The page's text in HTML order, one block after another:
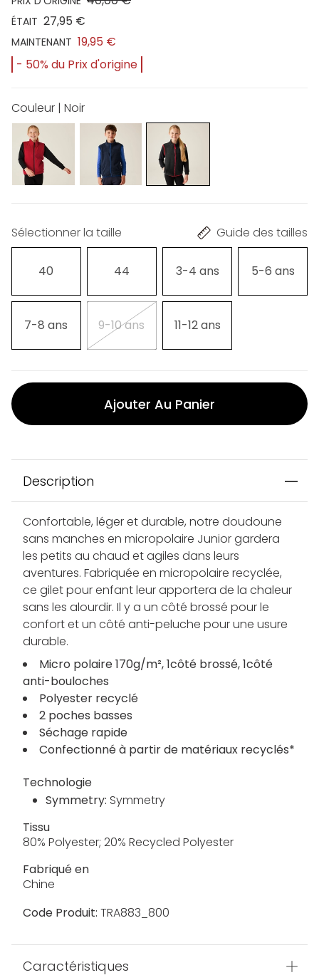
ÉTAIT 27,95 €
MAINTENANT 19,95 €
- 50% du Prix d'origine
Couleur | Noir
Sélectionner la taille Guide des tailles
40 44 3-4 ans 5-6 ans
7-8 ans 9-10 ans 11-12 ans
Ajouter Au Panier
Description
Confortable, léger et durable, notre doudoune
sans manches en micropolaire Junior gardera
les petits au chaud et agiles dans leurs
aventures. Fabriquée en micropolaire recyclée,
ce gilet pour enfant leur apportera de la chaleur
sans les alourdir. Il y a un côté brossé pour le
confort et un côté anti-peluche pour une usure
durable.
Micro polaire 170g/m², 1côté brossé, 1côté
anti-bouloches
Polyester recyclé
2 poches basses
Séchage rapide
Confectionné à partir de matériaux recyclés*
Technologie
Symmetry: Symmetry
Tissu
80% Polyester; 20% Recycled Polyester
Fabriqué en
Chine
Code Produit: TRA883_800
Caractéristiques